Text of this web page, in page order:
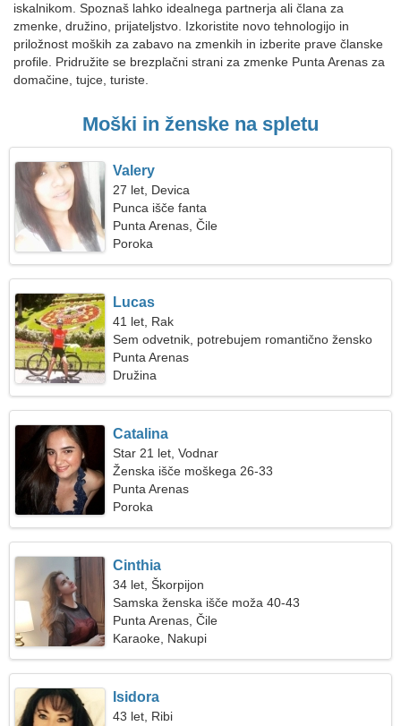
iskalnikom. Spoznaš lahko idealnega partnerja ali člana za
zmenke, družino, prijateljstvo. Izkoristite novo tehnologijo in
priložnost moških za zabavo na zmenkih in izberite prave članske
profile. Pridružite se brezplačni strani za zmenke Punta Arenas za
domačine, tujce, turiste.
Moški in ženske na spletu
Valery
27 let, Devica
Punca išče fanta
Punta Arenas, Čile
Poroka
Lucas
41 let, Rak
Sem odvetnik, potrebujem romantično žensko
Punta Arenas
Družina
Catalina
Star 21 let, Vodnar
Ženska išče moškega 26-33
Punta Arenas
Poroka
Cinthia
34 let, Škorpijon
Samska ženska išče moža 40-43
Punta Arenas, Čile
Karaoke, Nakupi
Isidora
43 let, Ribi